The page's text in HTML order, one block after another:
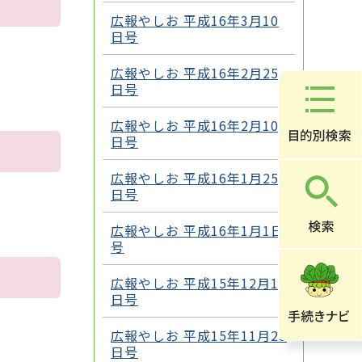
広報やしお 平成16年3月10
日号
広報やしお 平成16年2月25
日号
広報やしお 平成16年2月10
日号
広報やしお 平成16年1月25
日号
広報やしお 平成16年1月1日
号
広報やしお 平成15年12月10
日号
広報やしお 平成15年11月25
日号